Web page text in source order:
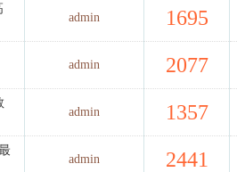
admin 1695
admin 2077
admin 1357
admin 2441